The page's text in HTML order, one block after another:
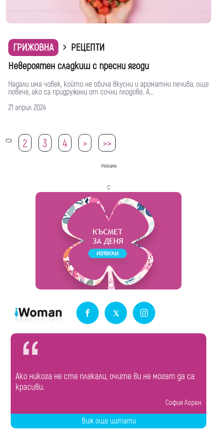
ГРИЖОВНА
РЕЦЕПТИ
Невероятен сладкиш с пресни ягоди
Надали има човек, който не обича вкусни и ароматни печива, още
повече, ако са придружени от сочни плодове. А...
21 април 2024
1 2 3 4 > >>
Реклама
с
Ако никога не сте плакали, очите ви не могат да са
красиви.
София Лорен
Виж още цитати